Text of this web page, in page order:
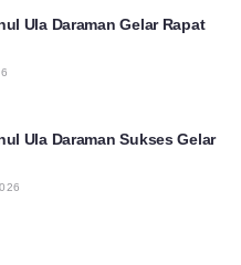
Ula Daraman Gelar Rapat
Ula Daraman Sukses Gelar